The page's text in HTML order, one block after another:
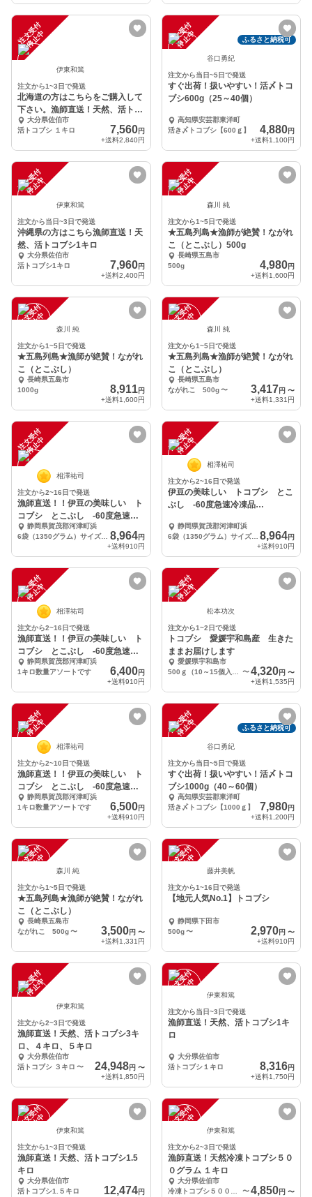
注
文
受
付
停
止
中
伊東和篤
注文から1~3日で発送
北海道の方はこちらをご購入して
下さい。漁師直送！天然、活トコ
ブシ1キロ
大分県佐伯市
活トコブシ １キロ
7,560円
+送料2,840円
注
文
受
付
停
止
中 ふるさと納税可
谷口勇紀
注文から当日~5日で発送
すぐ出荷！扱いやすい！活〆トコ
ブシ600g（25～40個）
高知県安芸郡東洋町
活き〆トコブシ【600ｇ】
4,880円
+送料1,100円
注
文
受
付
停
止
中
伊東和篤
注文から当日~3日で発送
沖縄県の方はこちら漁師直送！天
然、活トコブシ1キロ
大分県佐伯市
活トコブシ1キロ
7,960円
+送料2,400円
注
文
受
付
停
止
中
森川 純
注文から1~5日で発送
★五島列島★漁師が絶賛！ながれ
こ（とこぶし）500g
長崎県五島市
500g
4,980円
+送料1,600円
注
文
受
付
停
止
中 森川 純
注文から1~5日で発送
★五島列島★漁師が絶賛！ながれ
こ（とこぶし）
長崎県五島市
1000g
8,911円
+送料1,600円
注
文
受
付
停
止
中 森川 純
注文から1~5日で発送
★五島列島★漁師が絶賛！ながれ
こ（とこぶし）
長崎県五島市
ながれこ 500g 〜 3,417円 〜
+送料1,331円
注
文
受
付
停
止
中
相澤祐司
注文から2~16日で発送
漁師直送！！伊豆の美味しい ト
コブシ とこぶし -60度急速冷
凍品 1350g
静岡県賀茂郡河津町浜
6袋（1350グラム）サイズアソートです
8,964円
+送料910円
注
文
受
付
停
止
中
相澤祐司
注文から2~16日で発送
伊豆の美味しい トコブシ とこ
ぶし -60度急速冷凍品
静岡県賀茂郡河津町浜
6袋（1350グラム）サイズアソートです
8,964円
+送料910円
注
文
受
付
停
止
中
相澤祐司
注文から2~16日で発送
漁師直送！！伊豆の美味しい ト
コブシ とこぶし -60度急速冷
凍品静岡県賀茂郡河津町浜
1キロ数量アソートです
6,400円
+送料910円
注
文
受
付
停
止
中
松本功次
注文から1~2日で発送
トコブシ 愛媛宇和島産 生きた
ままお届けします
愛媛県宇和島市
〜4,320円 〜
+送料1,535円
注
文
受
付
停
止
中
相澤祐司
注文から2~10日で発送
漁師直送！！伊豆の美味しい ト
コブシ とこぶし -60度急速冷
凍品静岡県賀茂郡河津町浜
1キロ数量アソートです
6,500円
+送料910円
注
文
受
付
停
止
中 ふるさと納税可
谷口勇紀
注文から当日~5日で発送
すぐ出荷！扱いやすい！活〆トコ
ブシ1000g（40～60個）
高知県安芸郡東洋町
活き〆トコブシ【1000ｇ】
7,980円
+送料1,200円
注
文
受
付
停
止
中 森川 純
注文から1~5日で発送
★五島列島★漁師が絶賛！ながれ
こ（とこぶし）
長崎県五島市
ながれこ 500g〜 3,500円 〜
+送料1,331円
注
文
受
付
停
止
中 藤井美帆
注文から1~16日で発送
【地元人気No.1】トコブシ
静岡県下田市
500g 〜 2,970円 〜
+送料910円
注
文
受
付
停
止
中
伊東和篤
注文から2~3日で発送
漁師直送！天然、活トコブシ3キ
ロ、４キロ、５キロ
大分県佐伯市
活トコブシ ３キロ 〜 24,948円 〜
+送料1,850円
注
文
受
付
停
止
中 伊東和篤
注文から当日~3日で発送
漁師直送！天然、活トコブシ1キ
ロ
大分県佐伯市
活トコブシ１キロ
8,316円
+送料1,750円
注
文
受
付
停
止
中 伊東和篤
注文から1~3日で発送
漁師直送！天然、活トコブシ1.5
キロ
大分県佐伯市
活トコブシ1.５キロ
12,474円
注
文
受
付
停
止
中 伊東和篤
注文から2~3日で発送
漁師直送！天然冷凍トコブシ５０
０グラム １キロ
大分県佐伯市
〜4,850円 〜